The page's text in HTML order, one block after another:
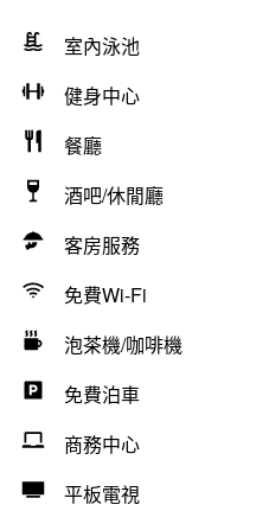
室內泳池
健身中心
餐廳
酒吧/休閒廳
客房服務
免費Wi-Fi
泡茶機/咖啡機
免費泊車
商務中心
平板電視